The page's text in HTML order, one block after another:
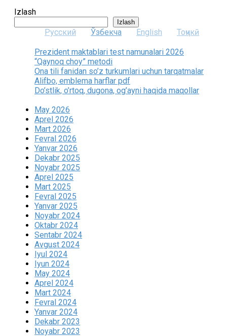
Izlash
Izlash
Русский Ўзбекча English Тоҷикӣ
Prezident maktablari test namunalari 2026
“Qaynoq choy” metodi
Ona tili fanidan so’z turkumlari uchun tarqatmalar
Alifbo, emblema harflar pdf
Do’stlik, o’rtoq, dugona, og’ayni haqida maqollar
May 2026
Aprel 2026
Mart 2026
Fevral 2026
Yanvar 2026
Dekabr 2025
Noyabr 2025
Aprel 2025
Mart 2025
Fevral 2025
Yanvar 2025
Noyabr 2024
Oktabr 2024
Sentabr 2024
Avgust 2024
Iyul 2024
Iyun 2024
May 2024
Aprel 2024
Mart 2024
Fevral 2024
Yanvar 2024
Dekabr 2023
Noyabr 2023